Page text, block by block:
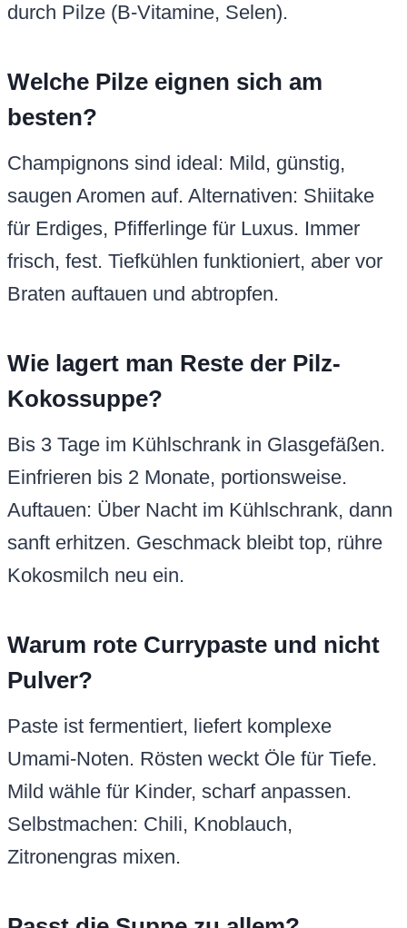
durch Pilze (B-Vitamine, Selen).
Welche Pilze eignen sich am
besten?
Champignons sind ideal: Mild, günstig,
saugen Aromen auf. Alternativen: Shiitake
für Erdiges, Pfifferlinge für Luxus. Immer
frisch, fest. Tiefkühlen funktioniert, aber vor
Braten auftauen und abtropfen.
Wie lagert man Reste der Pilz-
Kokossuppe?
Bis 3 Tage im Kühlschrank in Glasgefäßen.
Einfrieren bis 2 Monate, portionsweise.
Auftauen: Über Nacht im Kühlschrank, dann
sanft erhitzen. Geschmack bleibt top, rühre
Kokosmilch neu ein.
Warum rote Currypaste und nicht
Pulver?
Paste ist fermentiert, liefert komplexe
Umami-Noten. Rösten weckt Öle für Tiefe.
Mild wähle für Kinder, scharf anpassen.
Selbstmachen: Chili, Knoblauch,
Zitronengras mixen.